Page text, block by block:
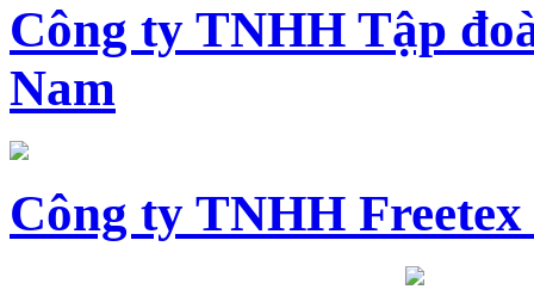
Công ty TNHH Tập
Nam
Công ty TNHH